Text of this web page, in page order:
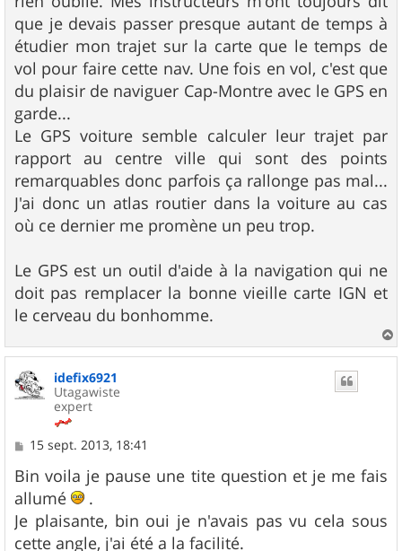
que je devais passer presque autant de temps à
étudier mon trajet sur la carte que le temps de
vol pour faire cette nav. Une fois en vol, c'est que
du plaisir de naviguer Cap-Montre avec le GPS en
garde...
Le GPS voiture semble calculer leur trajet par
rapport au centre ville qui sont des points
remarquables donc parfois ça rallonge pas mal...
J'ai donc un atlas routier dans la voiture au cas
où ce dernier me promène un peu trop.
Le GPS est un outil d'aide à la navigation qui ne
doit pas remplacer la bonne vieille carte IGN et
le cerveau du bonhomme.
a
idefix6921
Utagawiste
expert
M
s
s
a
g
e
15 sept. 2013, 18:41
Bin voila je pause une tite question et je me fais
allumé
.
Je plaisante, bin oui je n'avais pas vu cela sous
cette angle, j'ai été a la facilité.